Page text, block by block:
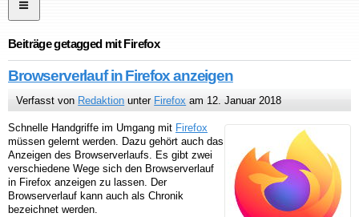
Beiträge getagged mit Firefox
Browserverlauf in Firefox anzeigen
Verfasst von Redaktion unter Firefox am 12. Januar 2018
Schnelle Handgriffe im Umgang mit Firefox
müssen gelernt werden. Dazu gehört auch das
Anzeigen des Browserverlaufs. Es gibt zwei
verschiedene Wege sich den Browserverlauf
in Firefox anzeigen zu lassen. Der
Browserverlauf kann auch als Chronik
bezeichnet werden.